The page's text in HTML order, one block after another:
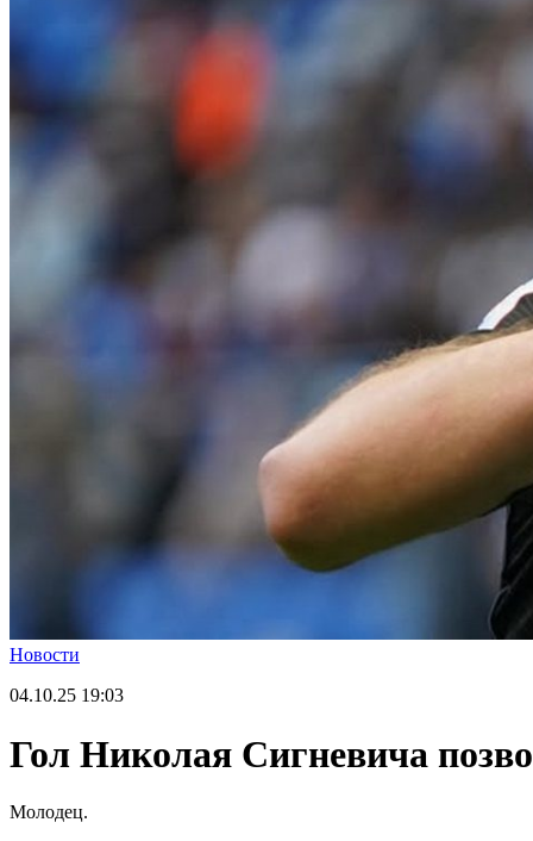
Новости
04.10.25 19:03
Гол Николая Сигневича
Молодец.